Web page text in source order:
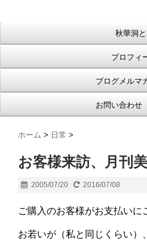
秋華洞
プロフィ
ブログメルマ
お問い合わせ
ホーム > 日常 >
お客様来訪、月刊
2005/07/20 2016/07/08
ご購入のお客様がお支払いに
お若いが（私と同じくらい）